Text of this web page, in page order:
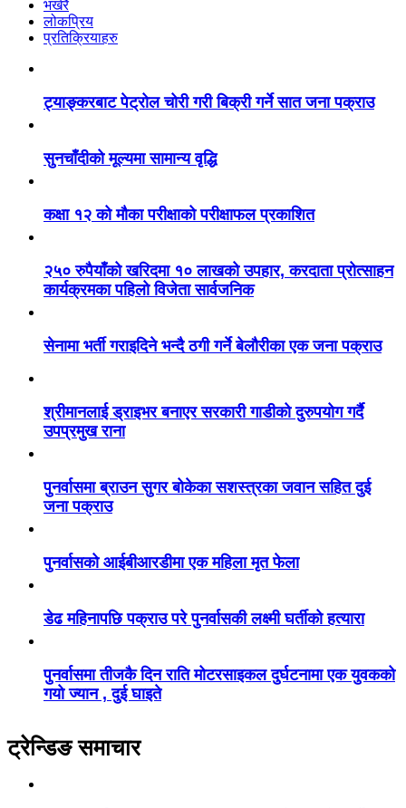
भर्खरै
लोकप्रिय
प्रतिक्रियाहरु
ट्याङ्करबाट पेट्रोल चोरी गरी बिक्री गर्ने सात जना पक्राउ
सुनचाँदीको मूल्यमा सामान्य वृद्धि
कक्षा १२ को मौका परीक्षाको परीक्षाफल प्रकाशित
२५० रुपैयाँको खरिदमा १० लाखको उपहार, करदाता प्रोत्साहन
कार्यक्रमका पहिलो विजेता सार्वजनिक
सेनामा भर्ती गराइदिने भन्दै ठगी गर्ने बेलौरीका एक जना पक्राउ
श्रीमानलाई ड्राइभर बनाएर सरकारी गाडीको दुरुपयोग गर्दै
उपप्रमुख राना
पुनर्वासमा ब्राउन सुगर बोकेका सशस्त्रका जवान सहित दुई
जना पक्राउ
पुनर्वासको आईबीआरडीमा एक महिला मृत फेला
डेढ महिनापछि पक्राउ परे पुनर्वासकी लक्ष्मी घर्तीको हत्यारा
पुनर्वासमा तीजकै दिन राति मोटरसाइकल दुर्घटनामा एक युवकको
गयो ज्यान , दुई घाइते
ट्रेन्डिङ समाचार